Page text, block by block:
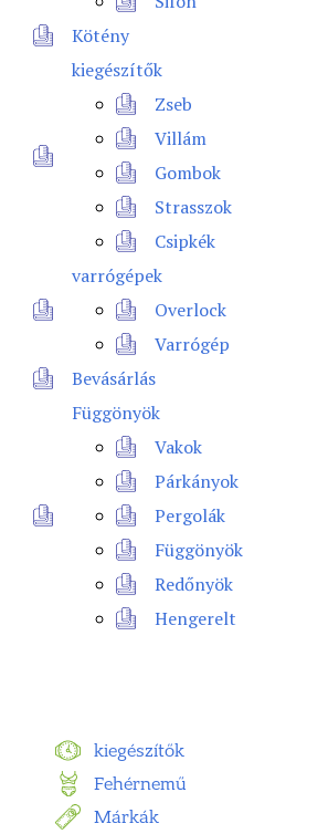
Kötény
kiegészítők
Zseb
Villám
Gombok
Strasszok
Csipkék
varrógépek
Overlock
Varrógép
Bevásárlás
Függönyök
Vakok
Párkányok
Pergolák
Függönyök
Redőnyök
Hengerelt
kiegészítők
Fehérnemű
Márkák